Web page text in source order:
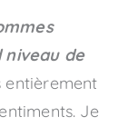
niveau de
entièrement
Je